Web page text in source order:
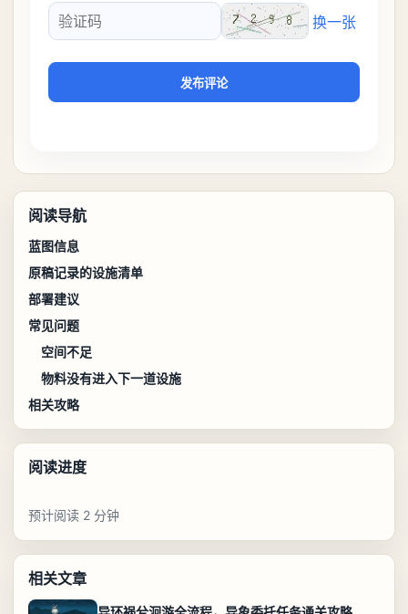
验证码
换一张
发布评论
阅读导航
蓝图信息
原稿记录的设施清单
部署建议
常见问题
空间不足
物料没有进入下一道设施
相关攻略
阅读进度
预计阅读 2 分钟
相关文章